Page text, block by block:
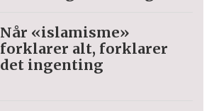
Når «islamisme»
forklarer alt, forklarer
det ingenting